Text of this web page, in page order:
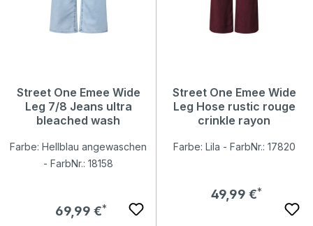
Street One Emee Wide
Leg 7/8 Jeans ultra
bleached wash
Farbe: Hellblau angewaschen
- FarbNr.: 18158
Regulärer Preis:
69,99 €
Street One Emee Wide
Leg Hose rustic rouge
crinkle rayon
Farbe: Lila - FarbNr.: 17820
Regulärer Preis:
49,99 €